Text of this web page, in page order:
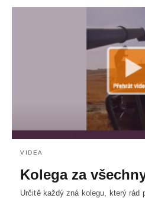
VIDEA
Kolega za
Určitě každý zná kolegu, který rád